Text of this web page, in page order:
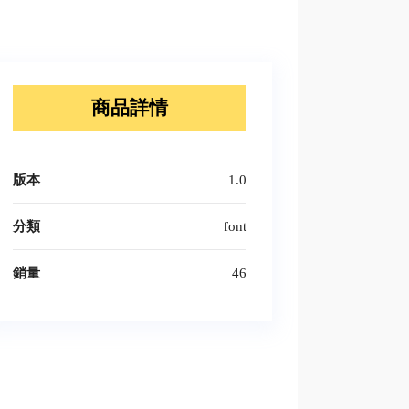
商品詳情
版本 1.0
分類 font
銷量 46